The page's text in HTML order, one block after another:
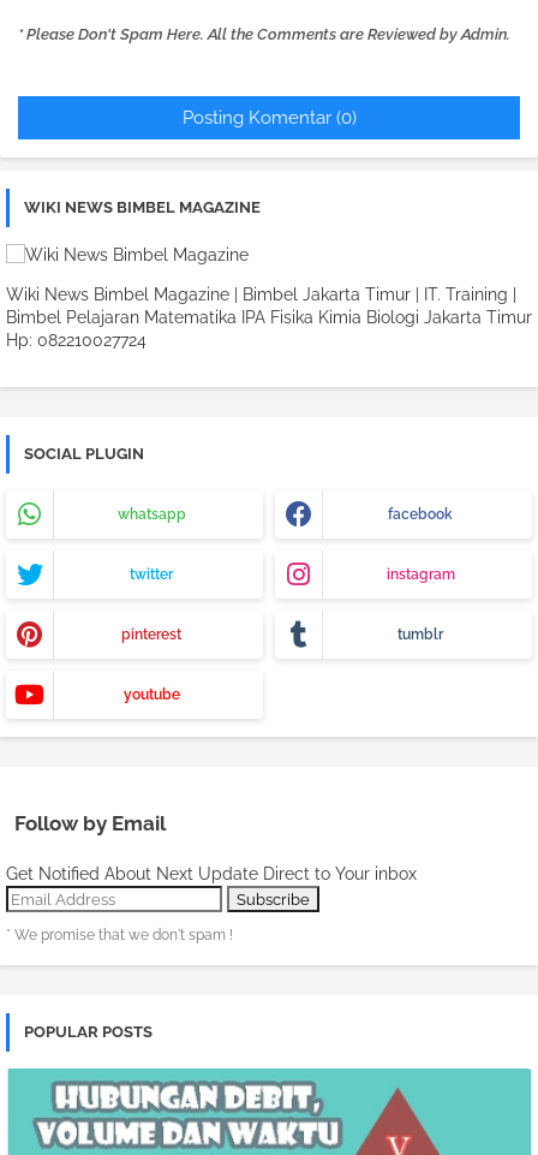
* Please Don't Spam Here. All the Comments are Reviewed by Admin.
Posting Komentar (0)
WIKI NEWS BIMBEL MAGAZINE
Wiki News Bimbel Magazine | Bimbel Jakarta Timur | IT. Training |
Bimbel Pelajaran Matematika IPA Fisika Kimia Biologi Jakarta Timur
Hp: 082210027724
SOCIAL PLUGIN
whatsapp facebook
twitter instagram
pinterest tumblr
youtube
Follow by Email
Get Notified About Next Update Direct to Your inbox
* We promise that we don't spam !
POPULAR POSTS